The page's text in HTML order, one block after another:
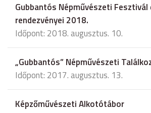
Gubbantós Népművészeti Fesztivál
rendezvényei 2018.
Időpont: 2018. augusztus. 10.
„Gubbantós” Népművészeti
Időpont: 2017. augusztus. 13.
Képzőművészeti Alkotótábor